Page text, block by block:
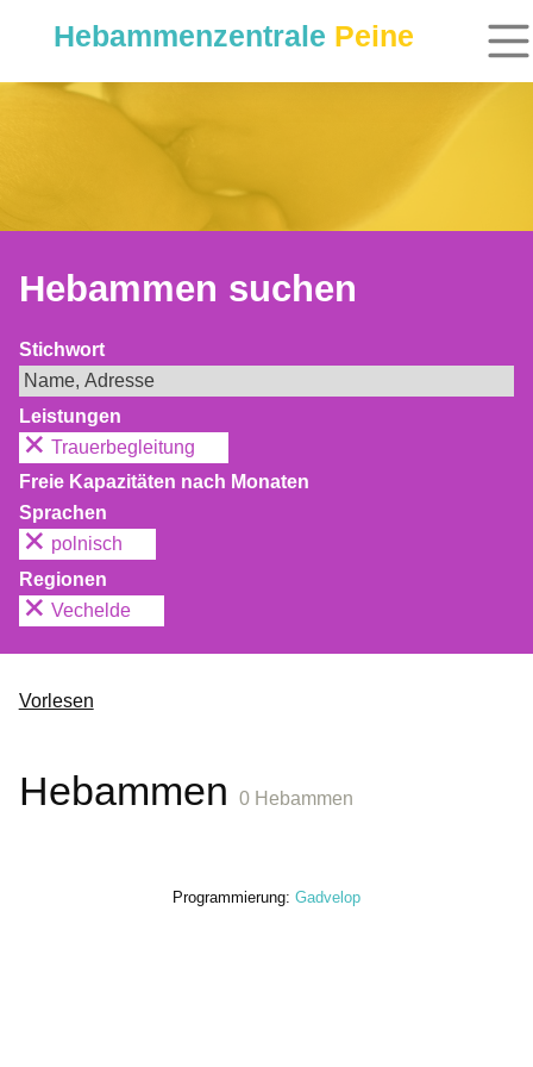
Hebammenzentrale Peine
Hebammen suchen
Stichwort
Leistungen
Trauerbegleitung
Freie Kapazitäten nach Monaten
Sprachen
polnisch
Regionen
Vechelde
Vorlesen
Hebammen 0 Hebammen
Programmierung: Gadvelop